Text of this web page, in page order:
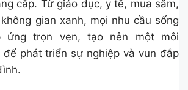
cấp. Từ giáo dục, y tế, mua sắm,
gian xanh, mọi nhu cầu sống
ứng trọn vẹn, tạo nên một môi
phát triển sự nghiệp và vun đắp